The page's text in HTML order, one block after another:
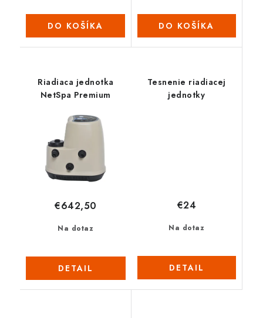
DO KOŠÍKA DO KOŠÍKA
Riadiaca jednotka
NetSpa Premium
Na dotaz
€642,50
DETAIL
Tesnenie riadiacej
jednotky
Na dotaz
€24
DETAIL